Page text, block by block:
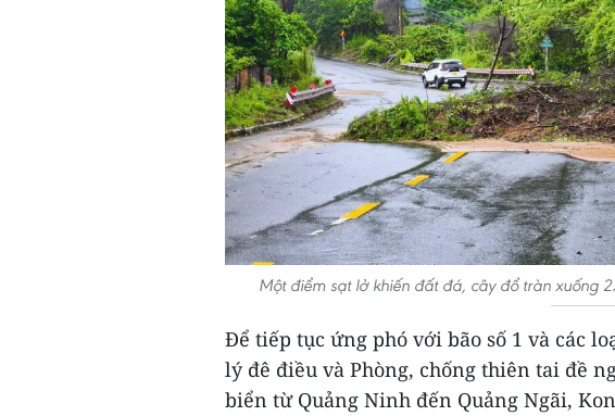
Một điểm sạt lở khiến đất đá, cây đổ tràn xuống
Để tiếp tục ứng phó với bão số 1 và các
lý đê điều và Phòng, chống thiên tai đề
biển từ Quảng Ninh đến Quảng Ngãi,